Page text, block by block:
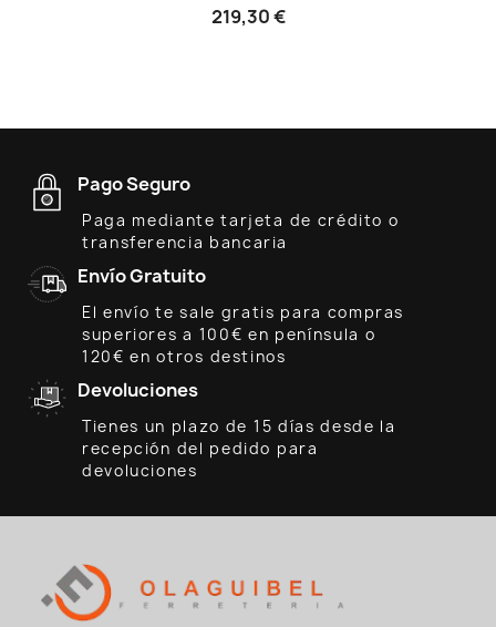
219,30 €
Pago Seguro
Paga mediante tarjeta de crédito o
transferencia bancaria
Envío Gratuito
El envío te sale gratis para compras
superiores a 100€ en península o
120€ en otros destinos
Devoluciones
Tienes un plazo de 15 días desde la
recepción del pedido para
devoluciones